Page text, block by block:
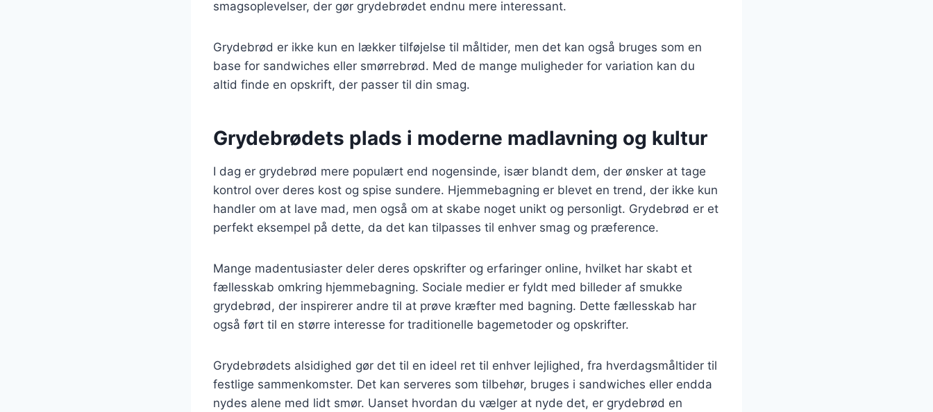
smagsoplevelser, der gør grydebrødet endnu mere interessant.
Grydebrød er ikke kun en lækker tilføjelse til måltider, men det kan også bruges som en
base for sandwiches eller smørrebrød. Med de mange muligheder for variation kan du
altid finde en opskrift, der passer til din smag.
Grydebrødets plads i moderne madlavning og kultur
I dag er grydebrød mere populært end nogensinde, især blandt dem, der ønsker at tage
kontrol over deres kost og spise sundere. Hjemmebagning er blevet en trend, der ikke kun
handler om at lave mad, men også om at skabe noget unikt og personligt. Grydebrød er et
perfekt eksempel på dette, da det kan tilpasses til enhver smag og præference.
Mange madentusiaster deler deres opskrifter og erfaringer online, hvilket har skabt et
fællesskab omkring hjemmebagning. Sociale medier er fyldt med billeder af smukke
grydebrød, der inspirerer andre til at prøve kræfter med bagning. Dette fællesskab har
også ført til en større interesse for traditionelle bagemetoder og opskrifter.
Grydebrødets alsidighed gør det til en ideel ret til enhver lejlighed, fra hverdagsmåltider til
festlige sammenkomster. Det kan serveres som tilbehør, bruges i sandwiches eller endda
nydes alene med lidt smør. Uanset hvordan du vælger at nyde det, er grydebrød en